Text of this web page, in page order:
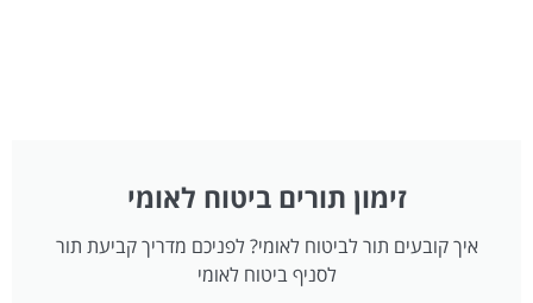
זימון תורים ביטוח לאומי
איך קובעים תור לביטוח לאומי? לפניכם מדריך קביעת תור
לסניף ביטוח לאומי